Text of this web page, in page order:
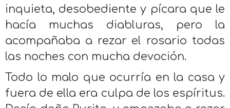
inquieta, desobediente y pícara que le
hacía muchas diabluras, pero la
acompañaba a rezar el rosario todas
las noches con mucha devoción.
Todo lo malo que ocurría en la casa y
fuera de ella era culpa de los espíritus.